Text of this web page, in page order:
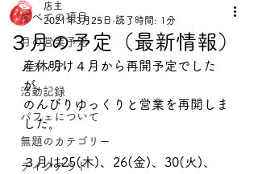
すべての項目
月の営業予定
メディア
活動記録
パフェについて
無題のカテゴリー
テイクアウト
３月の予定（最新情報）
店主
2021年3月25日 読了時間: 1分
産休明け４月から再開予定でした
が、
のんびりゆっくりと営業を再開しま
した。
３月は25(木)、26(金)、30(火)、